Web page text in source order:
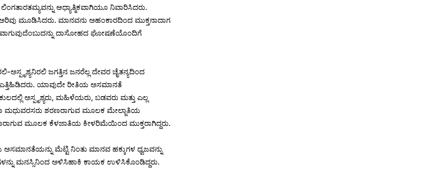
ಆಧ್ಯಾತ್ಮಿಕವಾಗಿಯೂ ನಿವಾರಿಸಿದರು.
ಮೂಡಿಸಿದರು. ಮಾನವನು ಅಹಂಕಾರದಿಂದ ಮುಕ್ತನಾದಾಗ
ದಾಸೋಹದ ಘೋಷಣೆಯೊಂದಿಗೆ
ಜಗತ್ತಿನ ಜನರೆಲ್ಲ ದೇವರ ಚೈತನ್ಯದಿಂದ
ಯಾವುದೇ ರೀತಿಯ ಅಸಮಾನತೆ
ಅಸ್ಪೃಶ್ಯರು, ಮಹಿಳೆಯರು, ಬಡವರು ಮತ್ತು ಎಲ್ಲ
ಮಧುವರಸರು ಶರಣರಾಗುವ ಮೂಲಕ ಮೇಲ್ಜಾತಿಯ
ಮೂಲಕ ಕೆಳಜಾತಿಯ ಕೀಳರಿಮೆಯಿಂದ ಮುಕ್ತರಾಗಿದ್ದರು.
ಮೆಟ್ಟಿ ನಿಂತು ಮಾನವ ಹಕ್ಕುಗಳ ಧ್ವಜವನ್ನು
ಮನಸ್ಸಿನಿಂದ ಅಳಿಸಿಹಾಕಿ ಕಾಯಕ ಉಳಿಸಿಕೊಂಡಿದ್ದರು.